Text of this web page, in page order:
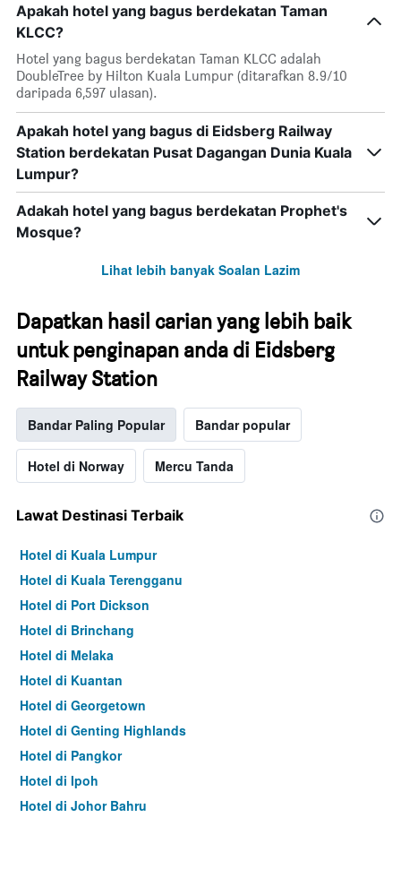
Apakah hotel yang bagus berdekatan Taman
KLCC?
Hotel yang bagus berdekatan Taman KLCC adalah
DoubleTree by Hilton Kuala Lumpur (ditarafkan 8.9/10
daripada 6,597 ulasan).
Apakah hotel yang bagus di Eidsberg Railway
Station berdekatan Pusat Dagangan Dunia Kuala
Lumpur?
Adakah hotel yang bagus berdekatan Prophet's
Mosque?
Lihat lebih banyak Soalan Lazim
Dapatkan hasil carian yang lebih baik
untuk penginapan anda di Eidsberg
Railway Station
Bandar Paling Popular Bandar popular
Hotel di Norway Mercu Tanda
Lawat Destinasi Terbaik
Hotel di Kuala Lumpur
Hotel di Kuala Terengganu
Hotel di Port Dickson
Hotel di Brinchang
Hotel di Melaka
Hotel di Kuantan
Hotel di Georgetown
Hotel di Genting Highlands
Hotel di Pangkor
Hotel di Ipoh
Hotel di Johor Bahru